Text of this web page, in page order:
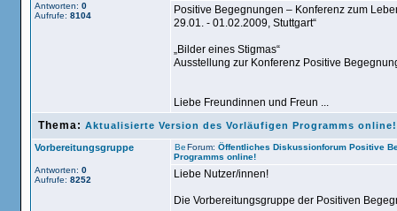
Antworten: 0
Aufrufe: 8104
Positive Begegnungen – Konferenz zum
29.01. - 01.02.2009, Stuttgart“
„Bilder eines Stigmas“
Ausstellung zur Konferenz Positive
Liebe Freundinnen und Freun ...
Thema: Aktualisierte Version des Vorläufigen Programms online!
Vorbereitungsgruppe
Antworten: 0
Aufrufe: 8252
Forum: Öffentliches Diskussionforum Positive
Programms online!
Liebe Nutzer/innen!
Die Vorbereitungsgruppe der Positiven